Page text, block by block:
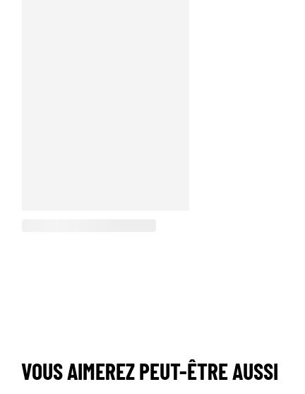
VOUS AIMEREZ PEUT-ÊTRE AUSSI